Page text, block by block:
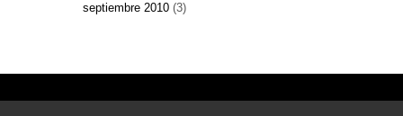
septiembre 2010(3)